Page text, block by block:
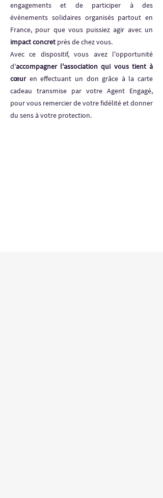
engagements et de participer à des
évènements solidaires organisés partout en
France, pour que vous puissiez agir avec un
impact concret près de chez vous.
Avec ce dispositif, vous avez l'opportunité
d'accompagner l'association qui vous tient à
cœuren effectuant un don grâce à la carte
cadeau transmise par votre Agent Engagé,
pour vous remercier de votre fidélité et donner
du sens à votre protection.